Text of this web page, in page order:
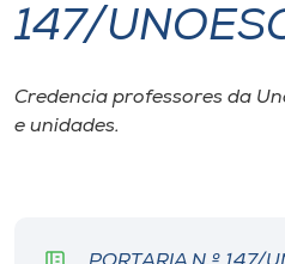
I.nova
Diplomados
CPA
147/
Credencia professores da
e unidades.